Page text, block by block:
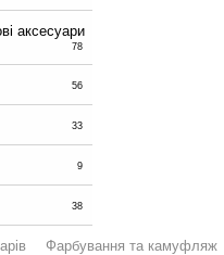
аксесуари
78
56
33
9
38
Фарбування та камуфляж